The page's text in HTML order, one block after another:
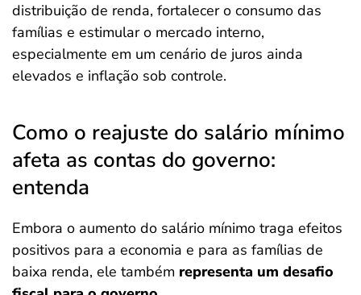
distribuição de renda, fortalecer o consumo das
famílias e estimular o mercado interno,
especialmente em um cenário de juros ainda
elevados e inflação sob controle.
Como o reajuste do salário mínimo
afeta as contas do governo:
entenda
Embora o aumento do salário mínimo traga efeitos
positivos para a economia e para as famílias de
baixa renda, ele também representa um desafio